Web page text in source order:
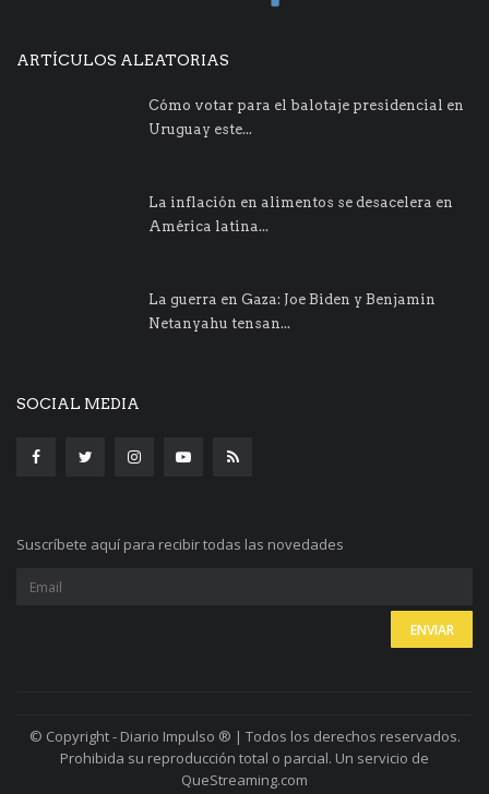
ARTÍCULOS ALEATORIAS
Cómo votar para el balotaje presidencial en
Uruguay este...
La inflación en alimentos se desacelera en
América latina...
La guerra en Gaza: Joe Biden y Benjamin
Netanyahu tensan...
SOCIAL MEDIA
Suscríbete aquí para recibir todas las novedades
© Copyright - Diario Impulso ® | Todos los derechos reservados.
Prohibida su reproducción total o parcial. Un servicio de
QueStreaming.com